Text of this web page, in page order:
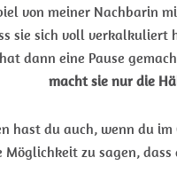
von meiner Nachbarin
sie sich voll verkalkuliert
dann eine Pause
macht sie nur die
hast du auch, wenn du
zu sagen,